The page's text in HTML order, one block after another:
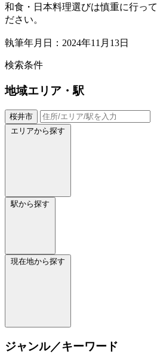
和食・日本料理選びは慎重に行っ
ださい。
執筆年月日：2024年11月13日
検索条件
地域エリア・駅
桜井市
エリアから探す
駅から探す
現在地から探す
ジャンル／キーワード